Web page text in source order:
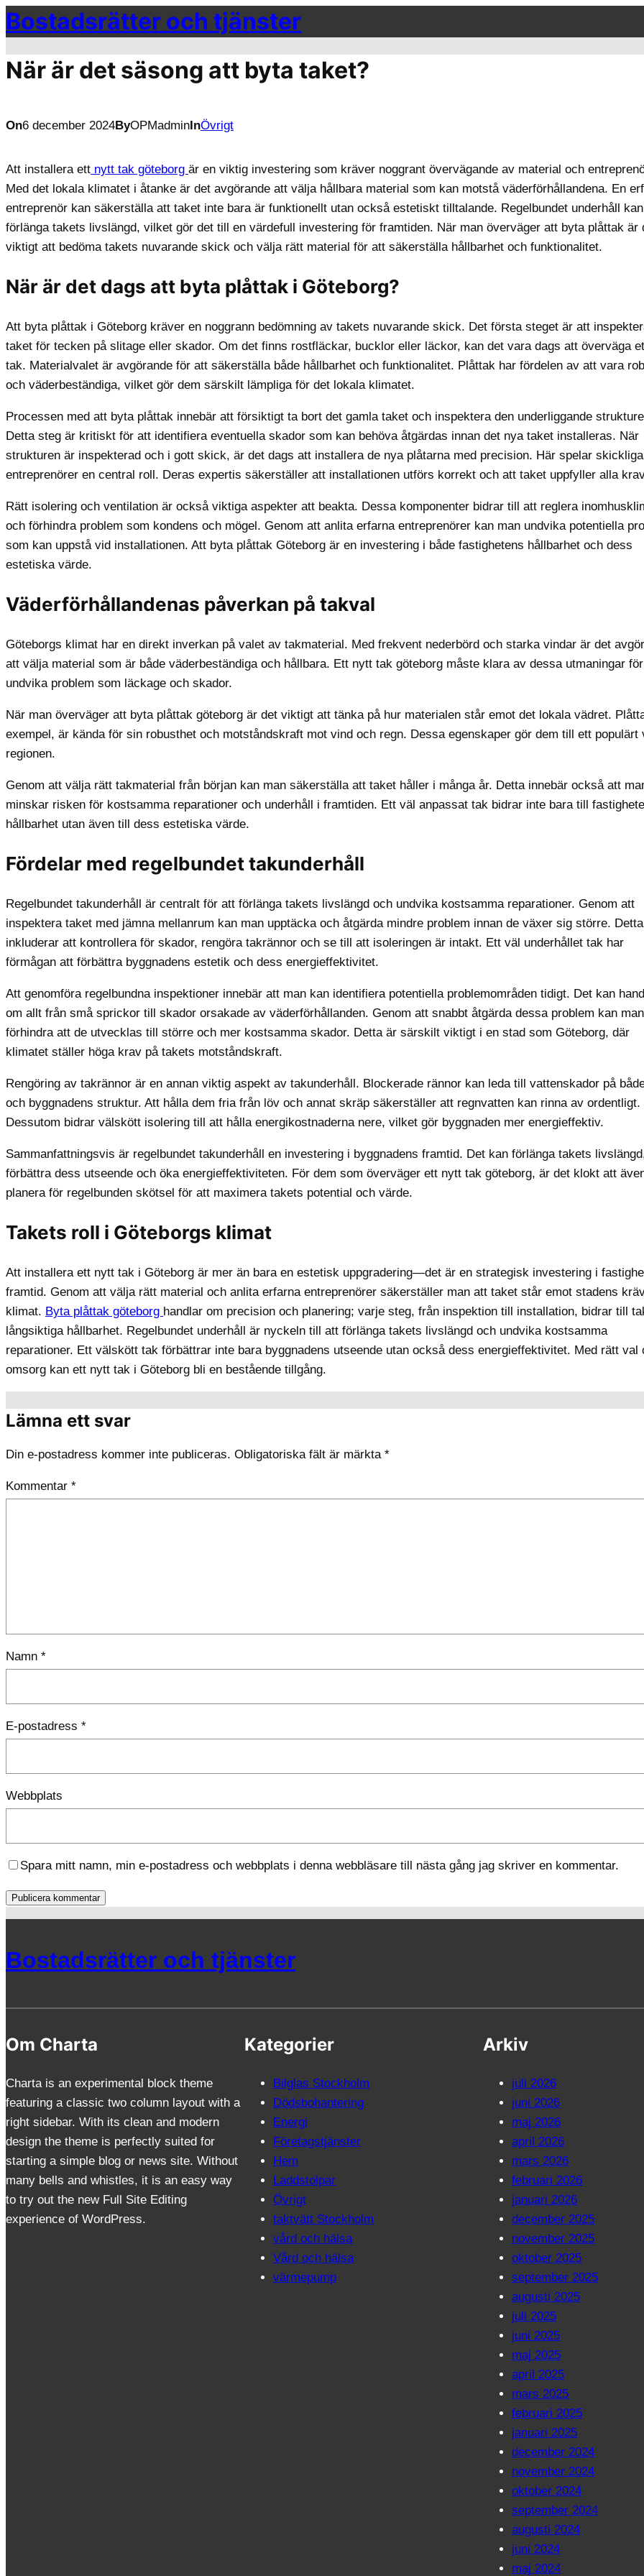
Hoppa
till
innehåll
Bostadsrätter och tjänster
När är det säsong att byta taket?
On6 december 2024ByOPMadminInÖvrigt
Att installera ett nytt tak göteborg är en viktig investering som kräver noggrant övervägande av material och
Med det lokala klimatet i åtanke är det avgörande att välja hållbara material som kan motstå väderförhållandena. En
entreprenör kan säkerställa att taket inte bara är funktionellt utan också estetiskt tilltalande. Regelbundet underhåll kan
förlänga takets livslängd, vilket gör det till en värdefull investering för framtiden. När man överväger att byta plåttak är
viktigt att bedöma takets nuvarande skick och välja rätt material för att säkerställa hållbarhet och funktionalitet.
När är det dags att byta plåttak i Göteborg?
Att byta plåttak i Göteborg kräver en noggrann bedömning av takets nuvarande skick. Det första steget är att
taket för tecken på slitage eller skador. Om det finns rostfläckar, bucklor eller läckor, kan det vara dags att överväga
tak. Materialvalet är avgörande för att säkerställa både hållbarhet och funktionalitet. Plåttak har fördelen av att vara
och väderbeständiga, vilket gör dem särskilt lämpliga för det lokala klimatet.
Processen med att byta plåttak innebär att försiktigt ta bort det gamla taket och inspektera den underliggande
Detta steg är kritiskt för att identifiera eventuella skador som kan behöva åtgärdas innan det nya taket installeras. När
strukturen är inspekterad och i gott skick, är det dags att installera de nya plåtarna med precision. Här spelar skickliga
entreprenörer en central roll. Deras expertis säkerställer att installationen utförs korrekt och att taket uppfyller alla
Rätt isolering och ventilation är också viktiga aspekter att beakta. Dessa komponenter bidrar till att reglera
och förhindra problem som kondens och mögel. Genom att anlita erfarna entreprenörer kan man undvika potentiella
som kan uppstå vid installationen. Att byta plåttak Göteborg är en investering i både fastighetens hållbarhet och dess
estetiska värde.
Väderförhållandenas påverkan på takval
Göteborgs klimat har en direkt inverkan på valet av takmaterial. Med frekvent nederbörd och starka vindar är det
att välja material som är både väderbeständiga och hållbara. Ett nytt tak göteborg måste klara av dessa utmaningar
undvika problem som läckage och skador.
När man överväger att byta plåttak göteborg är det viktigt att tänka på hur materialen står emot det lokala vädret.
exempel, är kända för sin robusthet och motståndskraft mot vind och regn. Dessa egenskaper gör dem till ett populärt
regionen.
Genom att välja rätt takmaterial från början kan man säkerställa att taket håller i många år. Detta innebär också att
minskar risken för kostsamma reparationer och underhåll i framtiden. Ett väl anpassat tak bidrar inte bara till
hållbarhet utan även till dess estetiska värde.
Fördelar med regelbundet takunderhåll
Regelbundet takunderhåll är centralt för att förlänga takets livslängd och undvika kostsamma reparationer. Genom att
inspektera taket med jämna mellanrum kan man upptäcka och åtgärda mindre problem innan de växer sig större. Detta
inkluderar att kontrollera för skador, rengöra takrännor och se till att isoleringen är intakt. Ett väl underhållet tak har
förmågan att förbättra byggnadens estetik och dess energieffektivitet.
Att genomföra regelbundna inspektioner innebär att man kan identifiera potentiella problemområden tidigt. Det kan
om allt från små sprickor till skador orsakade av väderförhållanden. Genom att snabbt åtgärda dessa problem kan man
förhindra att de utvecklas till större och mer kostsamma skador. Detta är särskilt viktigt i en stad som Göteborg, där
klimatet ställer höga krav på takets motståndskraft.
Rengöring av takrännor är en annan viktig aspekt av takunderhåll. Blockerade rännor kan leda till vattenskador på
och byggnadens struktur. Att hålla dem fria från löv och annat skräp säkerställer att regnvatten kan rinna av ordentligt.
Dessutom bidrar välskött isolering till att hålla energikostnaderna nere, vilket gör byggnaden mer energieffektiv.
Sammanfattningsvis är regelbundet takunderhåll en investering i byggnadens framtid. Det kan förlänga takets
förbättra dess utseende och öka energieffektiviteten. För dem som överväger ett nytt tak göteborg, är det klokt att
planera för regelbunden skötsel för att maximera takets potential och värde.
Takets roll i Göteborgs klimat
Att installera ett nytt tak i Göteborg är mer än bara en estetisk uppgradering—det är en strategisk investering i
framtid. Genom att välja rätt material och anlita erfarna entreprenörer säkerställer man att taket står emot stadens
klimat. Byta plåttak göteborg handlar om precision och planering; varje steg, från inspektion till installation, bidrar till
långsiktiga hållbarhet. Regelbundet underhåll är nyckeln till att förlänga takets livslängd och undvika kostsamma
reparationer. Ett välskött tak förbättrar inte bara byggnadens utseende utan också dess energieffektivitet. Med rätt val
omsorg kan ett nytt tak i Göteborg bli en bestående tillgång.
Lämna ett svar
Din e-postadress kommer inte publiceras. Obligatoriska fält är märkta *
Kommentar *
Namn *
E-postadress *
Webbplats
Spara mitt namn, min e-postadress och webbplats i denna webbläsare till nästa gång jag skriver en kommentar.
Bostadsrätter och tjänster
Om Charta
Charta is an experimental block theme
featuring a classic two column layout with a
right sidebar. With its clean and modern
design the theme is perfectly suited for
starting a simple blog or news site. Without
many bells and whistles, it is an easy way
to try out the new Full Site Editing
experience of WordPress.
Kategorier
Bilglas Stockholm
Dödsbohantering
Energi
Företagstjänster
Hem
Laddstolpar
Övrigt
taktvätt Stockholm
vård och hälsa
Vård och hälsa
värmepump
Arkiv
juli 2026
juni 2026
maj 2026
april 2026
mars 2026
februari 2026
januari 2026
december 2025
november 2025
oktober 2025
september 2025
augusti 2025
juli 2025
juni 2025
maj 2025
april 2025
mars 2025
februari 2025
januari 2025
december 2024
november 2024
oktober 2024
september 2024
augusti 2024
juni 2024
maj 2024